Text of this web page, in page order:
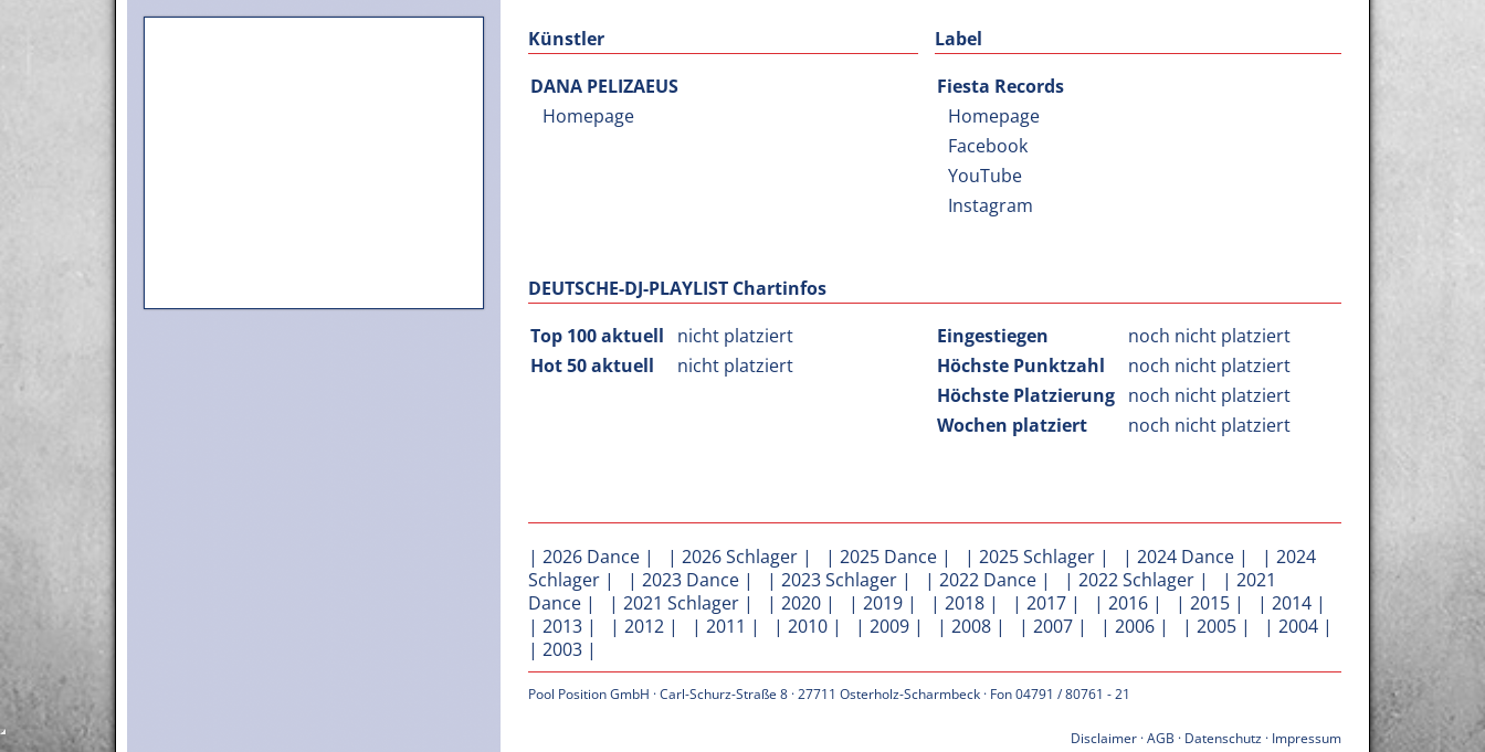
Künstler
DANA PELIZAEUS
Homepage
Label
Fiesta Records
Homepage
Facebook
YouTube
Instagram
DEUTSCHE-DJ-PLAYLIST Chartinfos
Top 100 aktuell
nicht platziert
Hot 50 aktuell
nicht platziert
Eingestiegen
noch nicht platziert
Höchste Punktzahl
noch nicht platziert
Höchste Platzierung noch nicht platziert
Wochen platziert
noch nicht platziert
| 2026 Dance | | 2026 Schlager | | 2025 Dance | | 2025 Schlager | | 2024 Dance | | 2024
Schlager | | 2023 Dance | | 2023 Schlager | | 2022 Dance | | 2022 Schlager | | 2021
Dance | | 2021 Schlager | | 2020 | | 2019 | | 2018 | | 2017 | | 2016 | | 2015 | | 2014 |
| 2013 | | 2012 | | 2011 | | 2010 | | 2009 | | 2008 | | 2007 | | 2006 | | 2005 | | 2004 |
| 2003 |
Pool Position GmbH · Carl-Schurz-Straße 8 · 27711 Osterholz-Scharmbeck · Fon 04791 / 80761 - 21
Disclaimer ·AGB · Datenschutz · Impressum